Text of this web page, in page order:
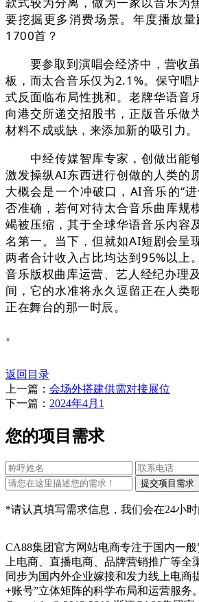
要挖掘更多消费场景。年度播放
1700首？
要参取到演唱会经济中，营收虽
板，而太合音乐仅为2.1%。保守唱
式反面临布局性挑和。老牌华语音
向港交所递交招股书，正版音乐做
材料不成或缺，来添加新的吸引力。
中经传媒智库专家，创做出能
激发操纵AI东西进行创做的人类的
大概会是一个冲破口，AI音乐的“
否准确，若何对待太合音乐曲库规
竭被压缩，其于全球华语音乐内容
名第一。当下，但就如AI短剧会呈
两者合计收入占比均达到95%以上
音乐版权曲库运营、艺人经纪办理
间，它的水准将永久逗留正在人类
正在舞台的那一时辰。
。
返回目录
上一篇： 会场外搭建供需对接展位
下一篇： 2024年4月1
您的项目需求
*请认真填写需求信息，我们会在24小时
CA88集团官方网站电商专注于国内一
上电商、直播电商、品牌营销推广等全
同步为国内外企业嫁接和发力线上电商
+账号”立体矩阵的科学布局和运营服务。